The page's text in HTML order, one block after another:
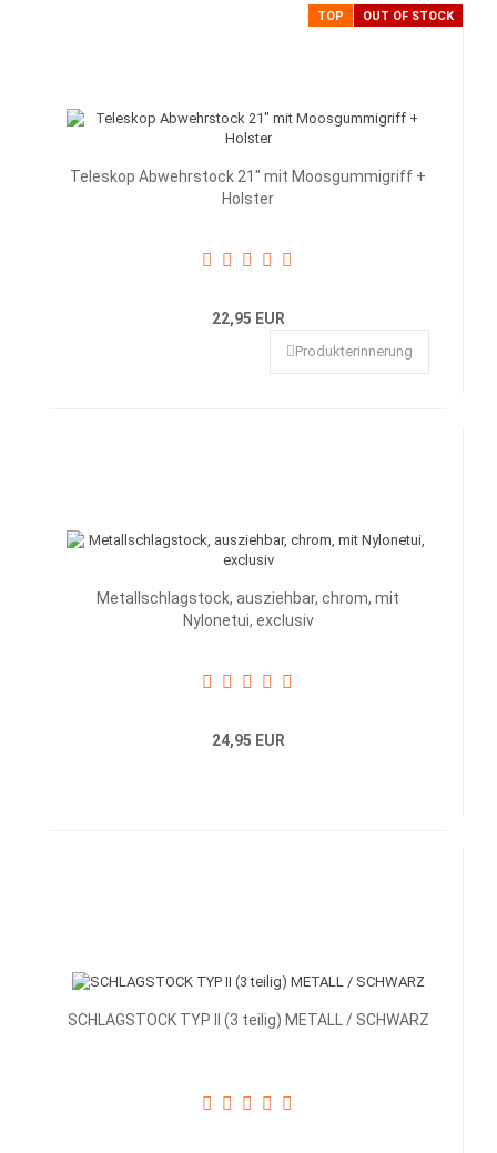
TOP OUT OF STOCK
Teleskop Abwehrstock 21" mit Moosgummigriff +
Holster
22,95 EUR
Produkterinnerung
Metallschlagstock, ausziehbar, chrom, mit
Nylonetui, exclusiv
24,95 EUR
SCHLAGSTOCK TYP II (3 teilig) METALL / SCHWARZ